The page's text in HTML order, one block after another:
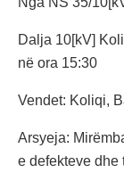
Dalja 10[kV]
në ora 15:30
Vendet: Koliqi,
Arsyeja:
e defekteve dhe